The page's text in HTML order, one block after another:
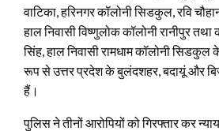
वाटिका, हरिनगर कॉलोनी सिडकुल, रवि
हाल निवासी विष्णुलोक कॉलोनी रानीपुर
सिंह, हाल निवासी रामधाम कॉलोनी
रूप से उत्तर प्रदेश के बुलंदशहर, बदायूं और
हैं।
पुलिस ने तीनों आरोपियों को गिरफ्तार कर